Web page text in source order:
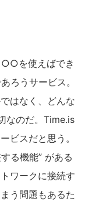
○○を使えばでき
ろうサービス。
はなく、どんな
なのだ。Time.is
ビスだと思う。
る機能” がある
ワークに接続す
う問題もあるた